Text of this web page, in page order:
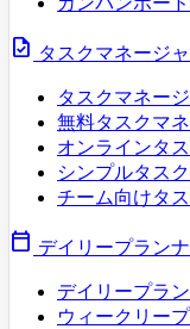
task タスクマネージ
タスクマネー
無料タスクマ
オンラインタ
シンプルタス
チーム向けタ
calendar_today デイリープラン
デイリープラ
ウィークリー